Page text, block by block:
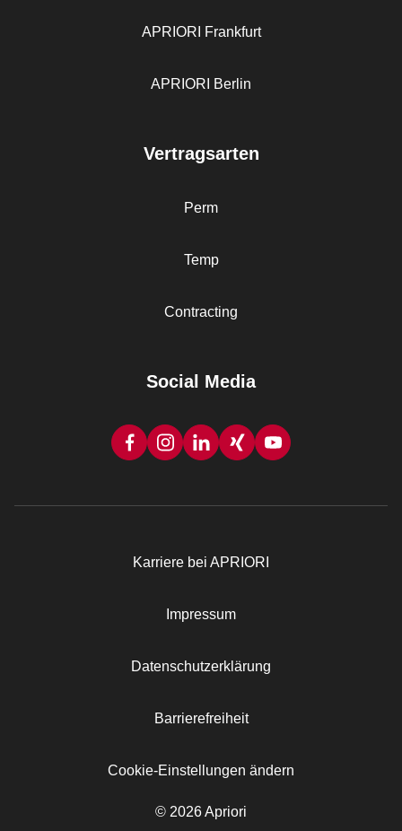
APRIORI Frankfurt
APRIORI Berlin
Vertragsarten
Perm
Temp
Contracting
Social Media
© 2026 Apriori
Karriere bei APRIORI
Impressum
Datenschutzerklärung
Barrierefreiheit
Cookie-Einstellungen ändern